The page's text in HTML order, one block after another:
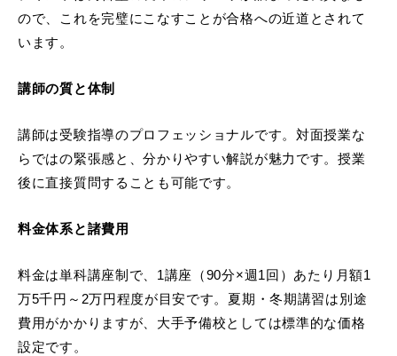
ので、これを完璧にこなすことが合格への近道とされて
います。
講師の質と体制
講師は受験指導のプロフェッショナルです。対面授業な
らではの緊張感と、分かりやすい解説が魅力です。授業
後に直接質問することも可能です。
料金体系と諸費用
料金は単科講座制で、1講座（90分×週1回）あたり月額1
万5千円～2万円程度が目安です。夏期・冬期講習は別途
費用がかかりますが、大手予備校としては標準的な価格
設定です。